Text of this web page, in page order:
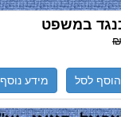
במשפט
הוסף לסל מידע נוסף